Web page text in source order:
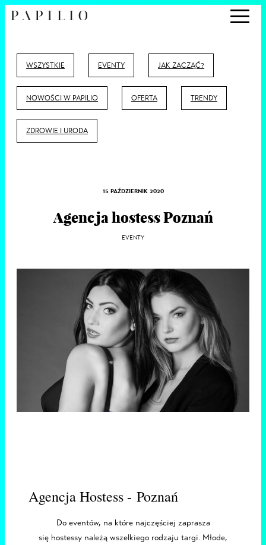
WSZYSTKIE EVENTY JAK ZACZĄĆ?
NOWOŚCI W PAPILIO OFERTA TRENDY
ZDROWIE I URODA
15 PAŹDZIERNIK 2020
Agencja hostess Poznań
EVENTY
Agencja Hostess - Poznań
Do eventów, na które najczęściej zaprasza
się hostessy należą wszelkiego rodzaju targi. Młode,